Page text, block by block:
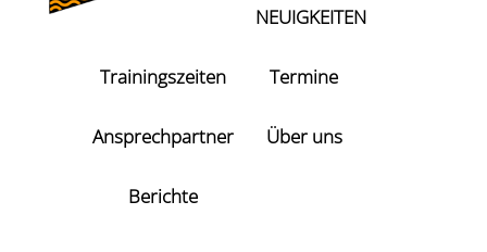
NEUIGKEITEN
Trainingszeiten Termine
Ansprechpartner Über uns
Berichte